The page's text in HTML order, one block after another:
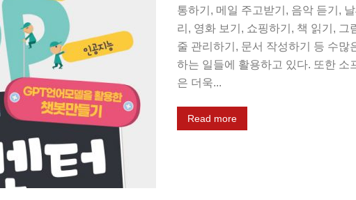
통하기, 메일 주고받기, 음악 듣기,
리, 영화 보기, 쇼핑하기, 책 읽기, 그
줄 관리하기, 문서 작성하기 등 수
하는 일들에 활용하고 있다. 또한 소
은 더욱...
Read more